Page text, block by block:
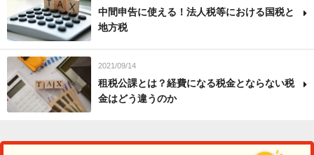
中間申告に使える！法人税等における国税と
地方税
2021/09/14
租税公課とは？経費になる税金とならない税
金はどう違うのか